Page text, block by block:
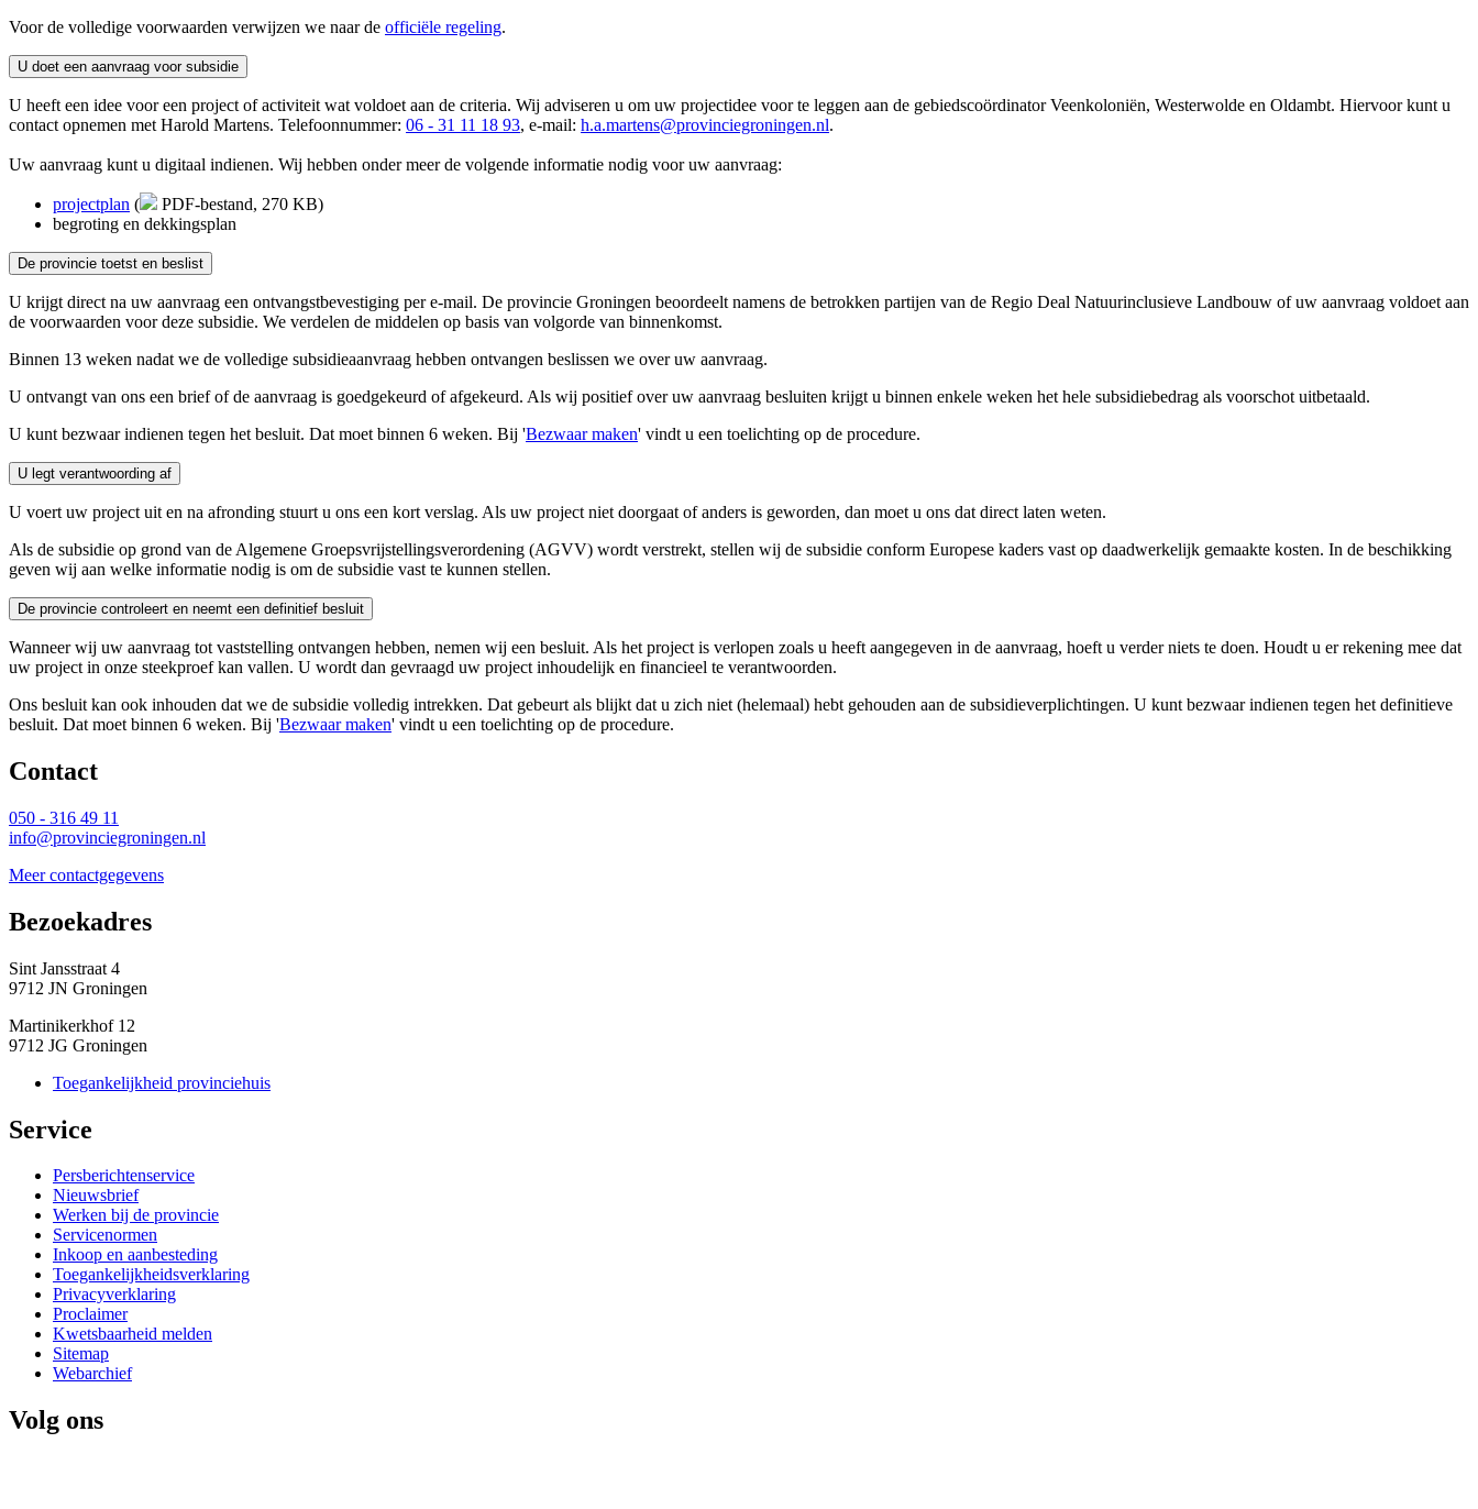
Voor de volledige voorwaarden verwijzen we naar de officiële regeling.
U doet een aanvraag voor subsidie
U heeft een idee voor een project of activiteit wat voldoet aan de criteria. Wij adviseren u om uw projectidee voor te leggen aan de gebiedscoördinator Veenkoloniën, Westerwolde en Oldambt. Hiervoor kunt u
contact opnemen met Harold Martens. Telefoonnummer: 06 - 31 11 18 93, e-mail: h.a.martens@provinciegroningen.nl.
Uw aanvraag kunt u digitaal indienen. Wij hebben onder meer de volgende informatie nodig voor uw aanvraag:
projectplan (
PDF-bestand, 270 KB)
begroting en dekkingsplan
De provincie toetst en beslist
U krijgt direct na uw aanvraag een ontvangstbevestiging per e-mail. De provincie Groningen beoordeelt namens de betrokken partijen van de Regio Deal Natuurinclusieve Landbouw of uw aanvraag voldoet aan
de voorwaarden voor deze subsidie. We verdelen de middelen op basis van volgorde van binnenkomst.
Binnen 13 weken nadat we de volledige subsidieaanvraag hebben ontvangen beslissen we over uw aanvraag.
U ontvangt van ons een brief of de aanvraag is goedgekeurd of afgekeurd. Als wij positief over uw aanvraag besluiten krijgt u binnen enkele weken het hele subsidiebedrag als voorschot uitbetaald.
U kunt bezwaar indienen tegen het besluit. Dat moet binnen 6 weken. Bij 'Bezwaar maken' vindt u een toelichting op de procedure.
U legt verantwoording af
U voert uw project uit en na afronding stuurt u ons een kort verslag. Als uw project niet doorgaat of anders is geworden, dan moet u ons dat direct laten weten.
Als de subsidie op grond van de Algemene Groepsvrijstellingsverordening (AGVV) wordt verstrekt, stellen wij de subsidie conform Europese kaders vast op daadwerkelijk gemaakte kosten. In de beschikking
geven wij aan welke informatie nodig is om de subsidie vast te kunnen stellen.
De provincie controleert en neemt een definitief besluit
Wanneer wij uw aanvraag tot vaststelling ontvangen hebben, nemen wij een besluit. Als het project is verlopen zoals u heeft aangegeven in de aanvraag, hoeft u verder niets te doen. Houdt u er rekening mee dat
uw project in onze steekproef kan vallen. U wordt dan gevraagd uw project inhoudelijk en financieel te verantwoorden.
Ons besluit kan ook inhouden dat we de subsidie volledig intrekken. Dat gebeurt als blijkt dat u zich niet (helemaal) hebt gehouden aan de subsidieverplichtingen. U kunt bezwaar indienen tegen het definitieve
besluit. Dat moet binnen 6 weken. Bij 'Bezwaar maken' vindt u een toelichting op de procedure.
Contact
050 - 316 49 11
info@provinciegroningen.nl
Meer contactgegevens
Bezoekadres
Sint Jansstraat 4
9712 JN Groningen
Martinikerkhof 12
9712 JG Groningen
Toegankelijkheid provinciehuis
Service
Persberichtenservice
Nieuwsbrief
Werken bij de provincie
Servicenormen
Inkoop en aanbesteding
Toegankelijkheidsverklaring
Privacyverklaring
Proclaimer
Kwetsbaarheid melden
Sitemap
Webarchief
Volg ons